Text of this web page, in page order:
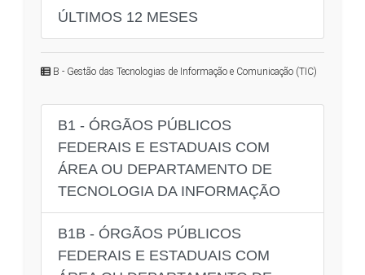
ÚLTIMOS 12 MESES
B - Gestão das Tecnologias de Informação e Comunicação (TIC)
B1 - ÓRGÃOS PÚBLICOS
FEDERAIS E ESTADUAIS COM
ÁREA OU DEPARTAMENTO DE
TECNOLOGIA DA INFORMAÇÃO
B1B - ÓRGÃOS PÚBLICOS
FEDERAIS E ESTADUAIS COM